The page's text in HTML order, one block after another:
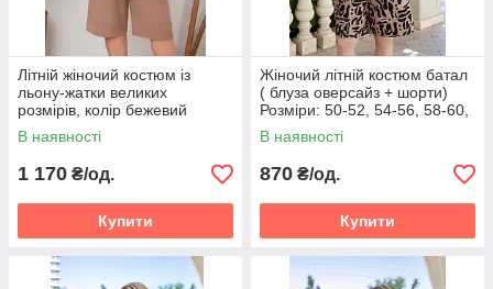
Літній жіночий костюм із
льону-жатки великих
розмірів, колір бежевий
Розміри: 50.52.54.56.58.60.
В наявності
1 170 ₴/од.
Купити
Жіночий літній костюм батал
( блуза оверсайз + шорти)
Розміри: 50-52, 54-56, 58-60,
62-64
В наявності
870 ₴/од.
Купити